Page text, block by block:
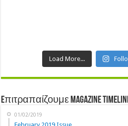
Load More...
Eπιτραπαίζουμε Magazine
01/02/2019